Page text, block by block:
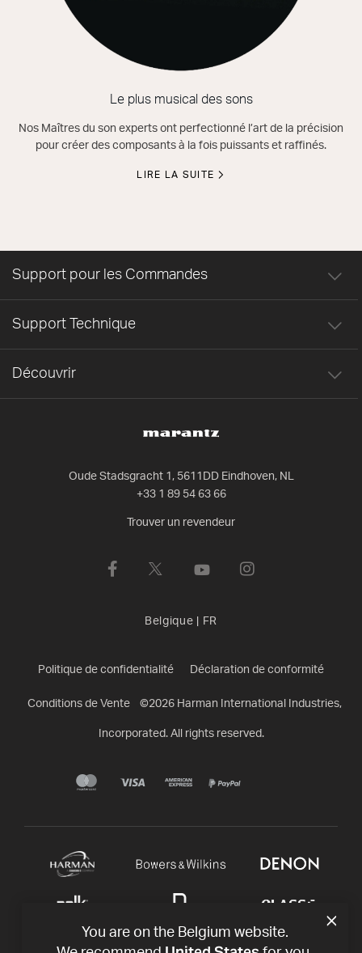
Le plus musical des sons
Nos Maîtres du son experts ont perfectionné l’art de la précision
pour créer des composants à la fois puissants et raffinés.
LIRE LA SUITE
Oude Stadsgracht 1, 5611DD Eindhoven, NL
+33 1 89 54 63 66
Trouver un revendeur
Support pour les Commandes
Support Technique
Découvrir
Belgique FR
Politique de confidentialité Déclaration de conformité
Conditions de Vente ©2026Harman International Industries,
Incorporated. All rights reserved.
You are on the Belgium website.